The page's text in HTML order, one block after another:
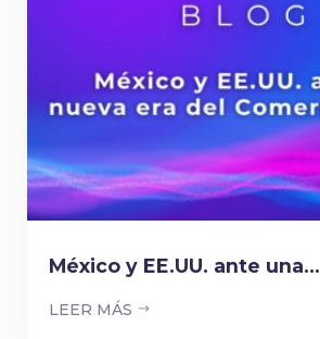
México y EE.UU. ante una...
LEER MÁS